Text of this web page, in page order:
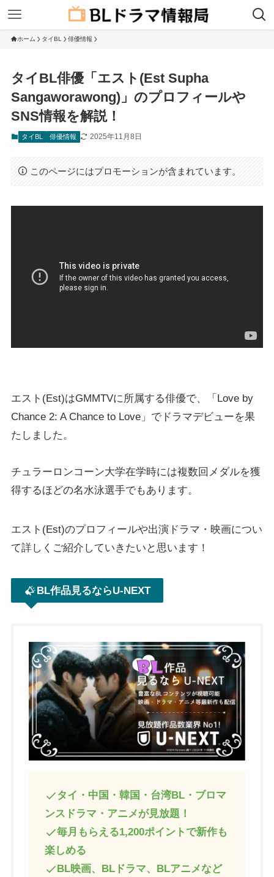
ホーム タイBL 俳優情報
タイBL俳優「エスト(Est Supha
Sangaworawong)」のプロフィールや
SNS情報を解説！
タイBL 俳優情報 2025年11月8日
このページにはプロモーションが含まれています。
エスト(Est)はGMMTVに所属する俳優で、「Love by
Chance 2: A Chance to Love」でドラマデビューを果
たしました。
チュラーロンコーン大学在学時には複数回メダルを獲
得するほどの名水泳選手でもあります。
エスト(Est)のプロフィールや出演ドラマ・映画につい
て詳しくご紹介していきたいと思います！
BL作品見るならU-NEXT
タイ・中国・韓国・台湾BL・ブロマ
ンスドラマ・アニメが見放題！
毎月もらえる1,200ポイントで新作も
楽しめる
BL映画、BLドラマ、BLアニメなど